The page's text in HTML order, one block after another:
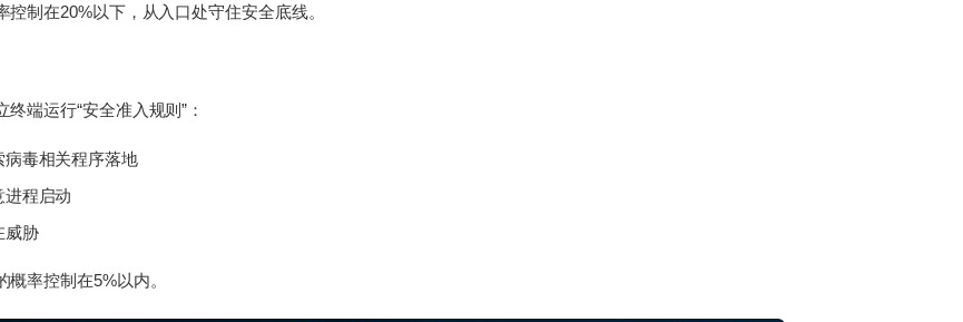
制在20%以下，从入口处守住安全底线。
端运行“安全准入规则”：
毒相关程序落地
程启动
威胁
率控制在5%以内。